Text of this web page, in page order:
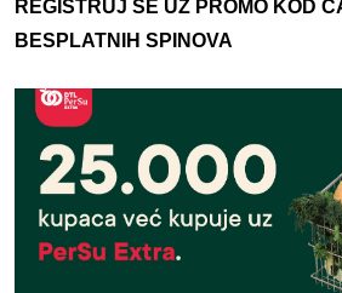
REGISTRUJ SE UZ PROMO KOD
BESPLATNIH SPINOVA